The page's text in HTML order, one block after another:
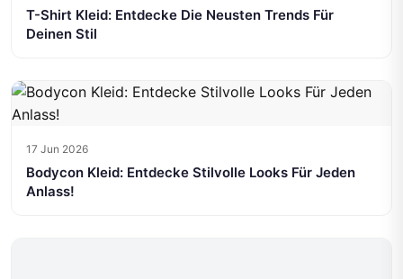
T-Shirt Kleid: Entdecke Die Neusten Trends Für
Deinen Stil
17 Jun 2026
Bodycon Kleid: Entdecke Stilvolle Looks Für Jeden
Anlass!